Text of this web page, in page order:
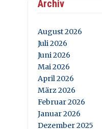
Archiv
August 2026
Juli 2026
Juni 2026
Mai 2026
April 2026
März 2026
Februar 2026
Januar 2026
Dezember 2025